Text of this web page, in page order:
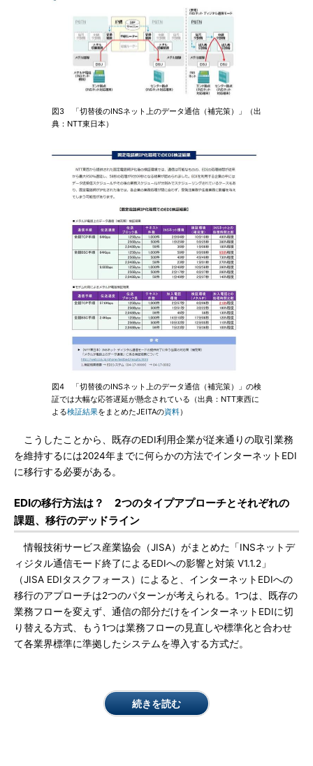
図3 「切替後のINSネット上のデータ通信（補完策）」（出
典：NTT東日本）
図4 「切替後のINSネット上のデータ通信（補完策）」の検
証では大幅な応答遅延が懸念されている（出典：NTT東西に
よる検証結果をまとめたJEITAの資料）
こうしたことから、既存のEDI利用企業が従来通りの取引業務
を維持するには2024年までに何らかの方法でインターネットEDI
に移行する必要がある。
EDIの移行方法は？ 2つのタイプアプローチとそれぞれの
課題、移行のデッドライン
情報技術サービス産業協会（JISA）がまとめた「INSネットデ
ィジタル通信モード終了によるEDIへの影響と対策 V1.1.2」
（JISA EDIタスクフォース）によると、インターネットEDIへの
移行のアプローチは2つのパターンが考えられる。1つは、既存の
業務フローを変えず、通信の部分だけをインターネットEDIに切
り替える方式、もう1つは業務フローの見直しや標準化と合わせ
て各業界標準に準拠したシステムを導入する方式だ。
続きを読む